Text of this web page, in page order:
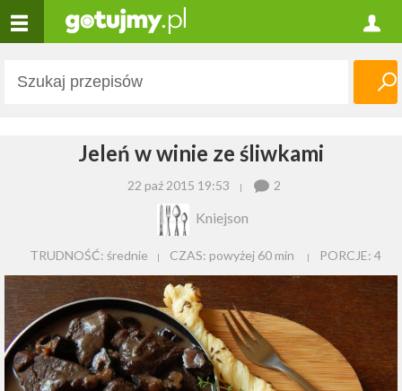
Jeleń w winie ze śliwkami
22 paź 2015 19:53 2
Kniejson
TRUDNOŚĆ: średnie CZAS: powyżej 60 min PORCJE: 4